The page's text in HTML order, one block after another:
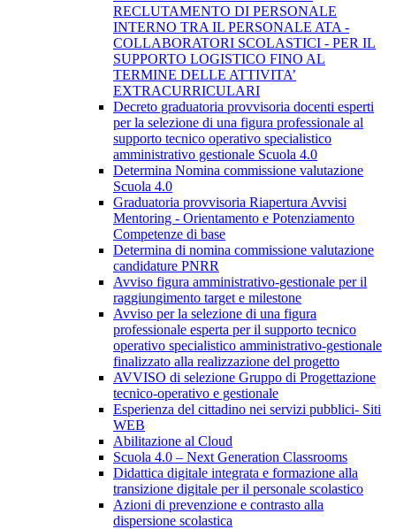
RECLUTAMENTO DI PERSONALE
INTERNO TRA IL PERSONALE ATA -
COLLABORATORI SCOLASTICI - PER IL
SUPPORTO LOGISTICO FINO AL
TERMINE DELLE ATTIVITA’
EXTRACURRICULARI
Decreto graduatoria provvisoria docenti esperti
per la selezione di una figura professionale al
supporto tecnico operativo specialistico
amministrativo gestionale Scuola 4.0
Determina Nomina commissione valutazione
Scuola 4.0
Graduatoria provvisoria Riapertura Avvisi
Mentoring - Orientamento e Potenziamento
Competenze di base
Determina di nomina commissione valutazione
candidature PNRR
Avviso figura amministrativo-gestionale per il
raggiungimento target e milestone
Avviso per la selezione di una figura
professionale esperta per il supporto tecnico
operativo specialistico amministrativo-gestionale
finalizzato alla realizzazione del progetto
AVVISO di selezione Gruppo di Progettazione
tecnico-operativo e gestionale
Esperienza del cittadino nei servizi pubblici- Siti
WEB
Abilitazione al Cloud
Scuola 4.0 – Next Generation Classrooms
Didattica digitale integrata e formazione alla
transizione digitale per il personale scolastico
Azioni di prevenzione e contrasto alla
dispersione scolastica